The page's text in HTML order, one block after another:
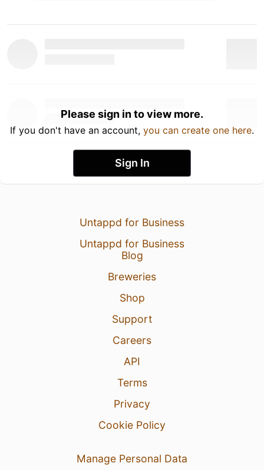
Please sign in to view more.
If you don't have an account, you can create one here.
Sign In
Untappd for Business
Untappd for Business
Blog
Breweries
Shop
Support
Careers
API
Terms
Privacy
Cookie Policy
Manage Personal Data